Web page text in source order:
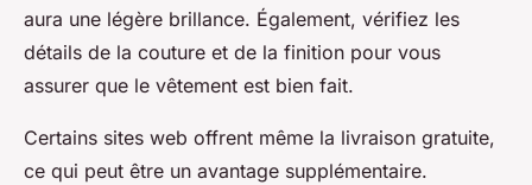
aura une légère brillance. Également, vérifiez les
détails de la couture et de la finition pour vous
assurer que le vêtement est bien fait.
Certains sites web offrent même la livraison gratuite,
ce qui peut être un avantage supplémentaire.